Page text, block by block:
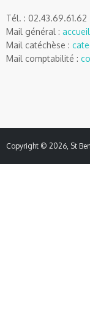
Tél. :
Mail général :
Mail catéchèse :
Mail comptabilité :
Copyright © 2026, St